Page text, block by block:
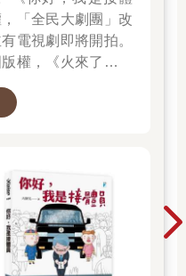
「全民大劇團」改
電視劇即將開拍。
權，《火來了，快